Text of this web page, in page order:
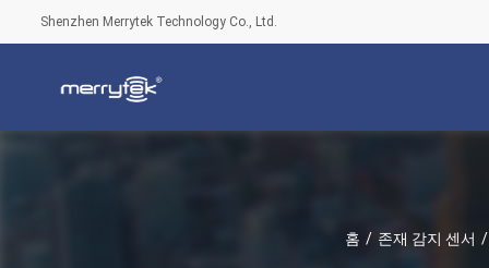
Shenzhen Merrytek Technology Co., Ltd.
홈 / 존재 감지 센서 /